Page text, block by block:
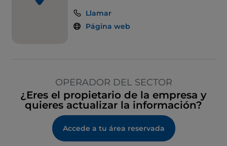
Llamar
Página web
OPERADOR DEL SECTOR
¿Eres el propietario de la empresa y
quieres actualizar la información?
Accede a tu área reservada